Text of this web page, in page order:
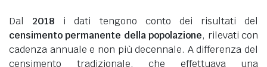
Dal 2018 i dati tengono conto dei risultati del
censimento permanente della popolazione, rilevati con
cadenza annuale e non più decennale. A differenza del
censimento tradizionale, che effettuava una